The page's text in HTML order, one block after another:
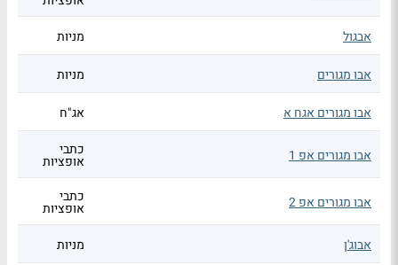
אבגול
מניות
אבו מגורים מניות
אבו מגורים אגח א אג"ח
אבו מגורים אפ 1 כתבי
אופציות
אבו מגורים אפ 2 כתבי
אופציות
אבוג'ן
מניות